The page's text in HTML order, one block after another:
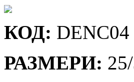
КОД: DENC04
РАЗМЕРИ: